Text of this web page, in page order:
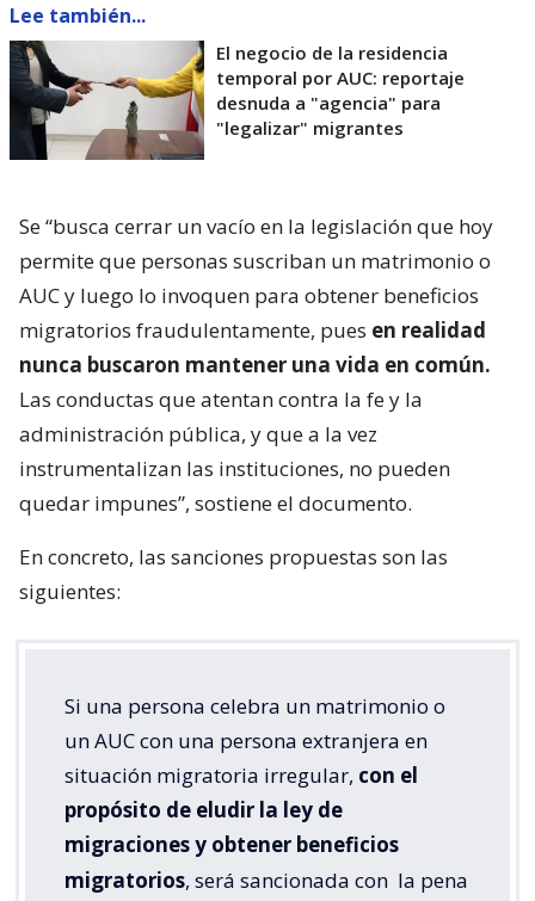
Lee también...
El negocio de la residencia
temporal por AUC: reportaje
desnuda a "agencia" para
"legalizar" migrantes
Se “busca cerrar un vacío en la legislación que hoy
permite que personas suscriban un matrimonio o
AUC y luego lo invoquen para obtener beneficios
migratorios fraudulentamente, pues en realidad
nunca buscaron mantener una vida en común.
Las conductas que atentan contra la fe y la
administración pública, y que a la vez
instrumentalizan las instituciones, no pueden
quedar impunes”, sostiene el documento.
En concreto, las sanciones propuestas son las
siguientes:
Si una persona celebra un matrimonio o
un AUC con una persona extranjera en
situación migratoria irregular, con el
propósito de eludir la ley de
migraciones y obtener beneficios
migratorios, será sancionada con la pena